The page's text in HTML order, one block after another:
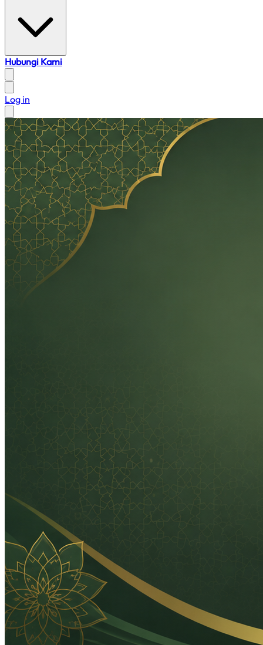
Hubungi Kami
Log in